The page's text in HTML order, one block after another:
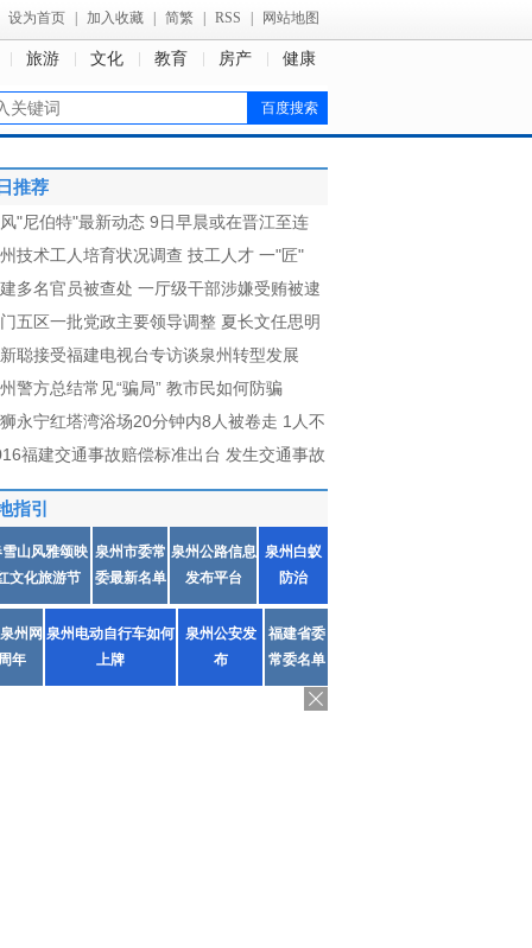
设为首页 加入收藏 简繁 RSS 网站地图
旅游 文化 教育 房产 健康
推荐
"尼伯特"最新动态 9日早晨或在晋江至连
技术工人培育状况调查 技工人才 一"匠"
多名官员被查处 一厅级干部涉嫌受贿被逮
五区一批党政主要领导调整 夏长文任思明
聪接受福建电视台专访谈泉州转型发展
警方总结常见“骗局” 教市民如何防骗
永宁红塔湾浴场20分钟内8人被卷走 1人不
福建交通事故赔偿标准出台 发生交通事故
指引
山风雅颂映
文化旅游节
泉州市委常
委最新名单
泉州公路信息
发布平台
泉州白蚁
防治
州网
年
泉州电动自行车如何
上牌
泉州公安发
布
福建省委
常委名单